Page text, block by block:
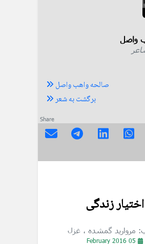
واصل
صالحه واهب واصل
برگشت به شعر
Share
اختیار زندگی
مروارید گمشده ، غزل